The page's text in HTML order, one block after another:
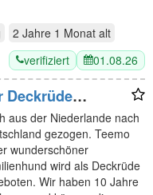
2 Jahre 1 Monat alt
verifiziert 01.08.26
Deckrüde
aus der Niederlande nach
gezogen. Teemo
wunderschöner
wird als Deckrüde
Wir haben 10 Jahre